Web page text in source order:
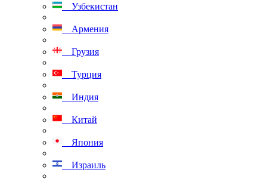
Узбекистан
Армения
Грузия
Турция
Индия
Китай
Япония
Израиль